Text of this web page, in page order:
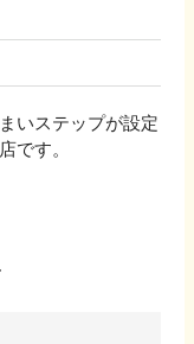
いステップが設定
です。